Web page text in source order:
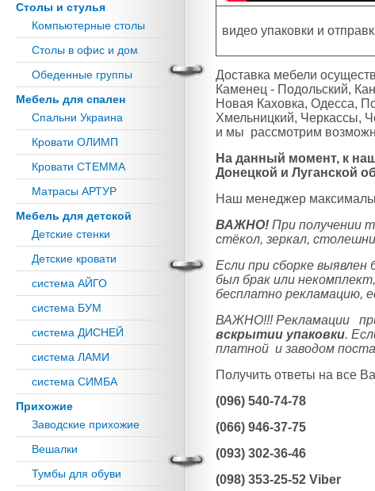
видео упаковки и
Доставка мебели
Каменец - Подольский,
Новая Каховка, Одесса,
Хмельницкий, Черкассы,
и мы рассмотрим
На данный момент, к
Донецкой и Луганской
Наш менеджер
ВАЖНО!При получении
стёкол, зеркал,
Если при сборке
был брак или
бесплатно рекламацию,
ВАЖНО!!! Рекламации
вскрытии упаковки.
платной и заводом
Получить ответы на все
(096) 540-74-78
(066) 946-37-75
(093) 302-36-46
(098) 353-25-52 Viber
Столы и стулья
Компьютерные столы
Столы в офис и дом
Обеденные группы
Мебель для спален
Спальни Украина
Кровати ОЛИМП
Кровати СТЕММА
Матрасы АРТУР
Мебель для детской
Детские стенки
Детские кровати
система АЙГО
система БУМ
система ДИСНЕЙ
система ЛАМИ
система СИМБА
Прихожие
Заводские прихожие
Вешалки
Тумбы для обуви